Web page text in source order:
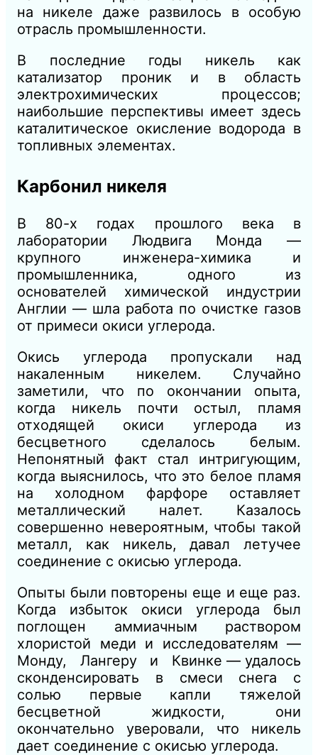
на никеле даже развилось в особую
отрасль промышленности.
В последние годы никель как
катализатор проник и в область
электрохимических процессов;
наибольшие перспективы имеет здесь
каталитическое окисление водорода в
топливных элементах.
Карбонил никеля
В 80-х годах прошлого века в
лаборатории Людвига Монда —
крупного инженера-химика и
промышленника, одного из
основателей химической индустрии
Англии — шла работа по очистке газов
от примеси окиси углерода.
Окись углерода пропускали над
накаленным никелем. Случайно
заметили, что по окончании опыта,
когда никель почти остыл, пламя
отходящей окиси углерода из
бесцветного сделалось белым.
Непонятный факт стал интригующим,
когда выяснилось, что это белое пламя
на холодном фарфоре оставляет
металлический налет. Казалось
совершенно невероятным, чтобы такой
металл, как никель, давал летучее
соединение с окисью углерода.
Опыты были повторены еще и еще раз.
Когда избыток окиси углерода был
поглощен аммиачным раствором
хлористой меди и исследователям —
Монду, Лангеру и Квинке — удалось
сконденсировать в смеси снега с
солью первые капли тяжелой
бесцветной жидкости, они
окончательно уверовали, что никель
дает соединение с окисью углерода.